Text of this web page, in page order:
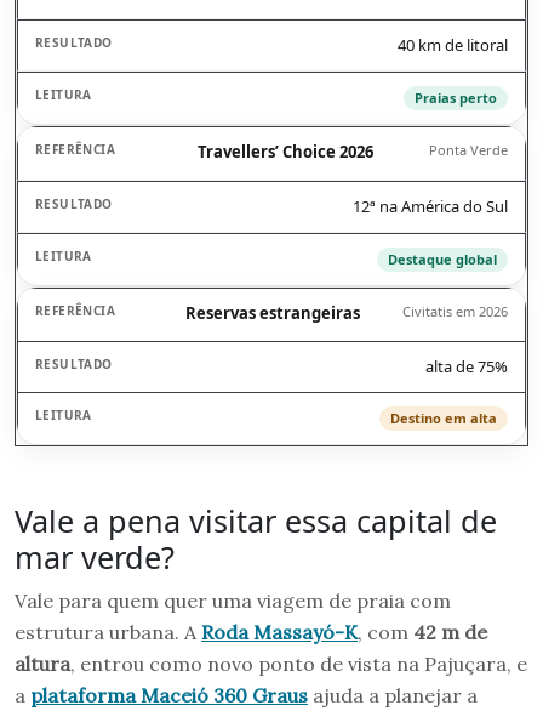
40 km de litoral
Praias perto
Travellers’ Choice 2026 Ponta Verde
12ª na América do Sul
Destaque global
Reservas estrangeiras Civitatis em 2026
alta de 75%
Destino em alta
Vale a pena visitar essa capital de
mar verde?
Vale para quem quer uma viagem de praia com
estrutura urbana. A Roda Massayó-K, com 42 m de
altura, entrou como novo ponto de vista na Pajuçara, e
a plataforma Maceió 360 Graus ajuda a planejar a